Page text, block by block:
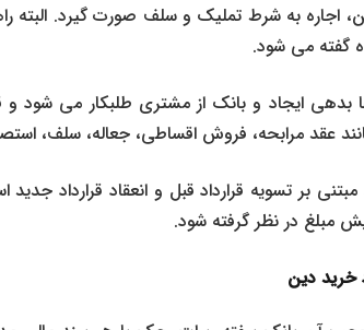
عقود خرید دین، اجاره به شرط تملیک و سلف صورت گیرد.
گفته می شود.
بدهی ایجاد و بانک از مشتری طلبکار می شود و
عقد مرابحه، فروش اقساطی، جعاله، سلف،
بر تسویه قرارداد قبل و انعقاد قرارداد جدید
مبلغ در نظر گرفته شود.
خرید دین